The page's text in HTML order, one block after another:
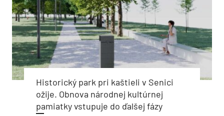
Historický park pri kaštieli v Senici
ožije. Obnova národnej kultúrnej
pamiatky vstupuje do ďalšej fázy